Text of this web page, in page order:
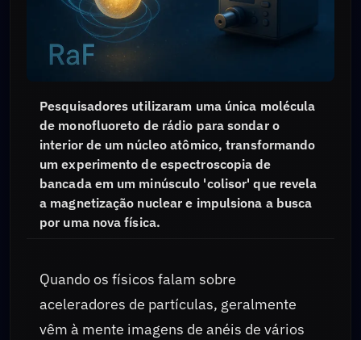
Pesquisadores utilizaram uma única molécula
de monofluoreto de rádio para sondar o
interior de um núcleo atômico, transformando
um experimento de espectroscopia de
bancada em um minúsculo 'colisor' que revela
a magnetização nuclear e impulsiona a busca
por uma nova física.
Quando os físicos falam sobre
aceleradores de partículas, geralmente
vêm à mente imagens de anéis de vários